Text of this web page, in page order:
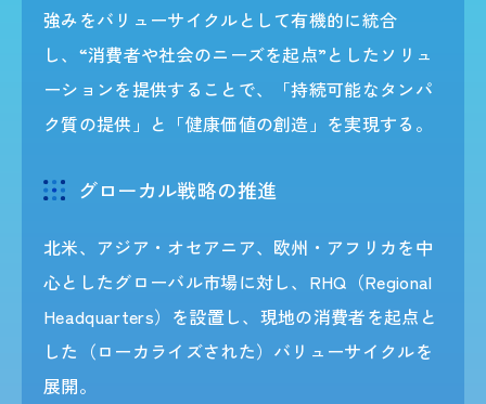
強みをバリューサイクルとして有機的に統合
し、“消費者や社会のニーズを起点”としたソリュ
ーションを提供することで、「持続可能なタンパ
ク質の提供」と「健康価値の創造」を実現する。
グローカル戦略の推進
北米、アジア・オセアニア、欧州・アフリカを中
心としたグローバル市場に対し、RHQ（Regional
Headquarters）を設置し、現地の消費者を起点と
した（ローカライズされた）バリューサイクルを
展開。